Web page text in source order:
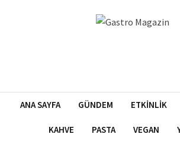
ANA SAYFA GÜNDEM ETKINLIK
KAHVE PASTA VEGAN